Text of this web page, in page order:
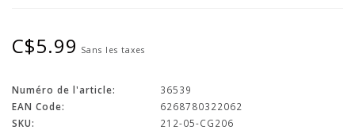
C$5.99 Sans les taxes
Numéro de l'article:
36539
EAN Code:
6268780322062
SKU:
212-05-CG206